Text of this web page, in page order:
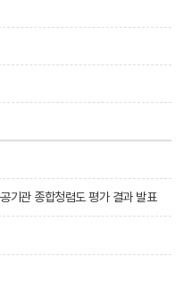
기관 종합청렴도 평가 결과 발표